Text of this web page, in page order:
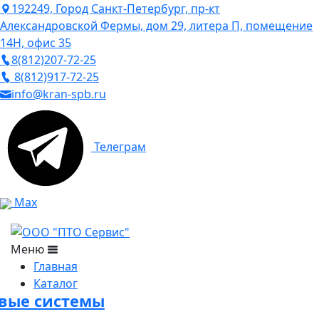
192249, Город Санкт-Петербург, пр-кт
Александровской Фермы, дом 29, литера П, помещение
14Н, офис 35
8(812)207-72-25
8(812)917-72-25
info@kran-spb.ru
Телеграм
Max
Меню
Главная
Каталог
системы